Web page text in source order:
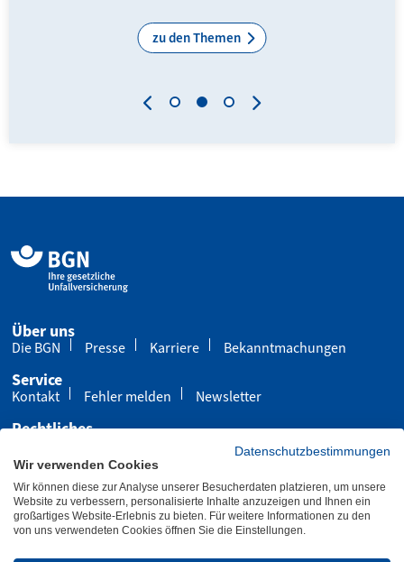
zu den Themen
Über uns
Die BGN Presse Karriere Bekanntmachungen
Service
Kontakt Fehler melden Newsletter
Rechtliches
Cookies
Barrierefreiheit
Übersicht Leichte Sprache Gebärdensprache
Letzte Aktualisierung 27.11.2025
Datenschutzbestimmungen
Wir verwenden Cookies
Wir können diese zur Analyse unserer Besucherdaten platzieren, um unsere
Website zu verbessern, personalisierte Inhalte anzuzeigen und Ihnen ein
großartiges Website-Erlebnis zu bieten. Für weitere Informationen zu den
von uns verwendeten Cookies öffnen Sie die Einstellungen.